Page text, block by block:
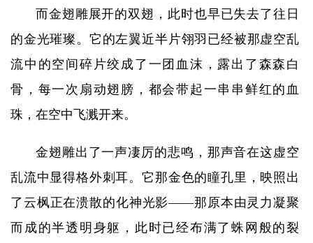
而金翅雕展开的双翅，此时也早已失去了往日
的金光璀璨。它的左翼近半片翎羽已经被那虚空乱
流中的空间碎片绞成了一团血沫，露出了森森白
骨，每一次扇动翅膀，都会带起一串串鲜红的血
珠，在空中飞溅开来。
金翅雕出了一声凄厉的悲鸣，那声音在这虚空
乱流中显得格外刺耳。它那金色的瞳孔里，映照出
了云枫正在溃散的化神光影——那原本由灵力凝聚
而成的半透明身躯，此时已经布满了蛛网般的裂